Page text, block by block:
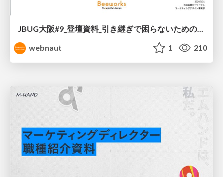
JBUG大阪#9_登壇資料_引き継ぎで困らないためのBacklogWikiの整え方_ミスと属人化を防ぐために、 “次の人が動ける状態”をどう残すか
webnaut
1 210